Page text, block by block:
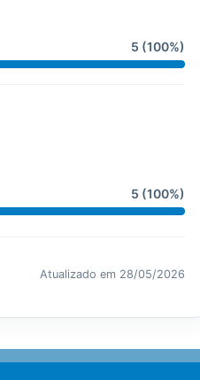
5 (100%)
5 (100%)
Atualizado em 28/05/2026